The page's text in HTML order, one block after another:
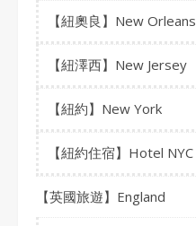
【紐奧良】New Orleans
【紐澤西】New Jersey
【紐約】New York
【紐約住宿】Hotel NYC
【英國旅遊】England